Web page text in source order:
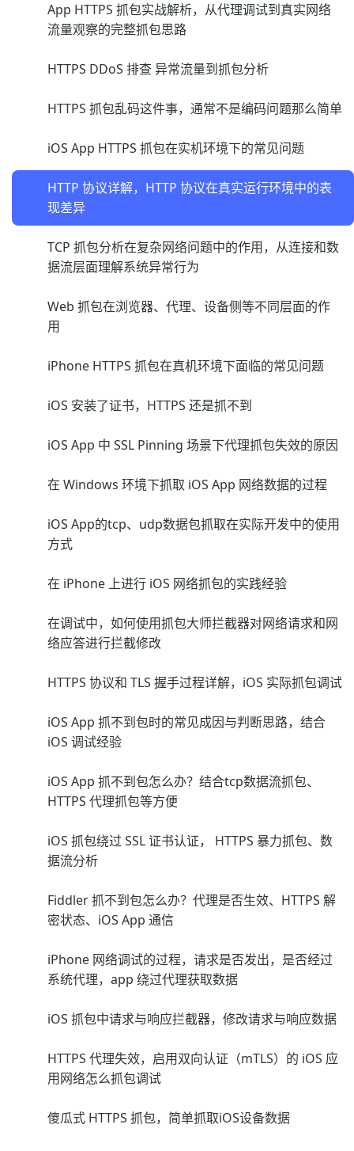
App HTTPS 抓包实战解析，从代理调试到真实网络
流量观察的完整抓包思路
HTTPS DDoS 排查 异常流量到抓包分析
HTTPS 抓包乱码这件事，通常不是编码问题那么简单
iOS App HTTPS 抓包在实机环境下的常见问题
HTTP 协议详解，HTTP 协议在真实运行环境中的表
现差异
TCP 抓包分析在复杂网络问题中的作用，从连接和数
据流层面理解系统异常行为
Web 抓包在浏览器、代理、设备侧等不同层面的作
用
iPhone HTTPS 抓包在真机环境下面临的常见问题
iOS 安装了证书，HTTPS 还是抓不到
iOS App 中 SSL Pinning 场景下代理抓包失效的原因
在 Windows 环境下抓取 iOS App 网络数据的过程
iOS App的tcp、udp数据包抓取在实际开发中的使用
方式
在 iPhone 上进行 iOS 网络抓包的实践经验
在调试中，如何使用抓包大师拦截器对网络请求和网
络应答进行拦截修改
HTTPS 协议和 TLS 握手过程详解，iOS 实际抓包调试
iOS App 抓不到包时的常见成因与判断思路，结合
iOS 调试经验
iOS App 抓不到包怎么办？结合tcp数据流抓包、
HTTPS 代理抓包等方便
iOS 抓包绕过 SSL 证书认证， HTTPS 暴力抓包、数
据流分析
Fiddler 抓不到包怎么办？代理是否生效、HTTPS 解
密状态、iOS App 通信
iPhone 网络调试的过程，请求是否发出，是否经过
系统代理，app 绕过代理获取数据
iOS 抓包中请求与响应拦截器，修改请求与响应数据
HTTPS 代理失效，启用双向认证（mTLS）的 iOS 应
用网络怎么抓包调试
傻瓜式 HTTPS 抓包，简单抓取iOS设备数据